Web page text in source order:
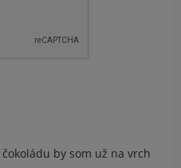
by som už na vrch